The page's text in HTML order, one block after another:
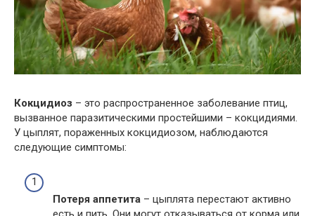
Кокцидиоз – это распространенное заболевание птиц,
вызванное паразитическими простейшими – кокцидиями.
У цыплят, пораженных кокцидиозом, наблюдаются
следующие симптомы:
Потеря аппетита – цыплята перестают активно